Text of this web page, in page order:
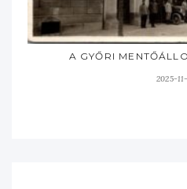
A GYŐRI
2025-